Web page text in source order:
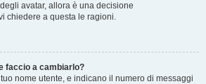
avatar, allora è una decisione
chiedere a questa le ragioni.
faccio a cambiarlo?
tuo nome utente, e indicano il numero di messaggi